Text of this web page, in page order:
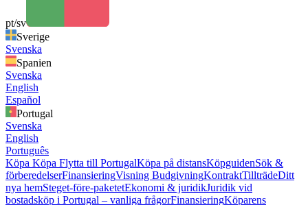
pt/sv
Sverige
Svenska
Spanien
Svenska
English
Español
Portugal
Svenska
English
Português
Köpa Köpa Flytta till PortugalKöpa på distansKöpguidenSök &
förberedelserFinansieringVisning BudgivningKontraktTillträdeDitt
nya hemSteget-före-paketetEkonomi & juridikJuridik vid
bostadsköp i Portugal – vanliga frågorFinansieringKöparens